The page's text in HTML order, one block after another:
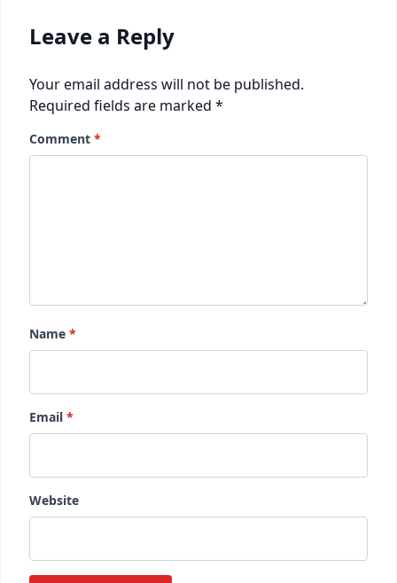
Leave a Reply
Your email address will not be published.
Required fields are marked *
Comment *
Name *
Email *
Website